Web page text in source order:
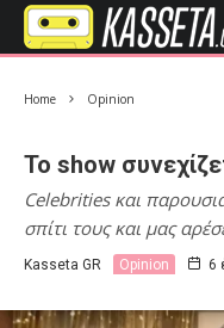
Home Opinion
Το show
Celebrities και
σπίτι τους και μας
Kasseta GR Opinion 6